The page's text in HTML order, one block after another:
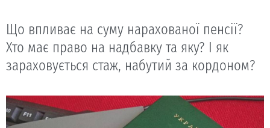
Що впливає на суму нарахованої пенсії?
Хто має право на надбавку та яку? І як
зараховується стаж, набутий за кордоном?